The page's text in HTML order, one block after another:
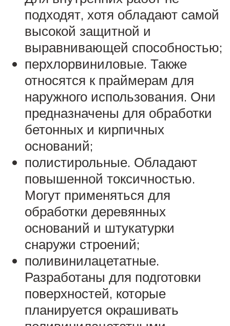
подходят, хотя обладают самой
высокой защитной и
выравнивающей способностью;
перхлорвиниловые. Также
относятся к праймерам для
наружного использования. Они
предназначены для обработки
бетонных и кирпичных
оснований;
полистирольные. Обладают
повышенной токсичностью.
Могут применяться для
обработки деревянных
оснований и штукатурки
снаружи строений;
поливинилацетатные.
Разработаны для подготовки
поверхностей, которые
планируется окрашивать